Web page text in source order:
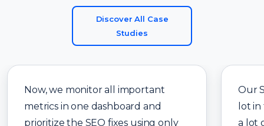
Discover All Case
Studies
Now, we monitor all important
metrics in one dashboard and
prioritize the SEO fixes using only
Our
lot
a lot